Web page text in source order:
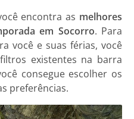
encontra as melhores
em Socorro. Para
você e suas férias, você
existentes na barra
consegue escolher os
preferências.